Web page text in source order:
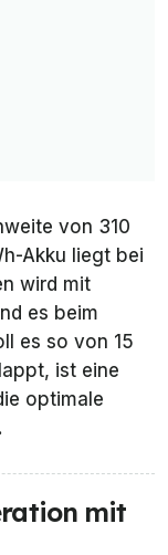
von 310
Akku liegt bei
wird mit
es beim
es so von 15
ist eine
optimale
mit